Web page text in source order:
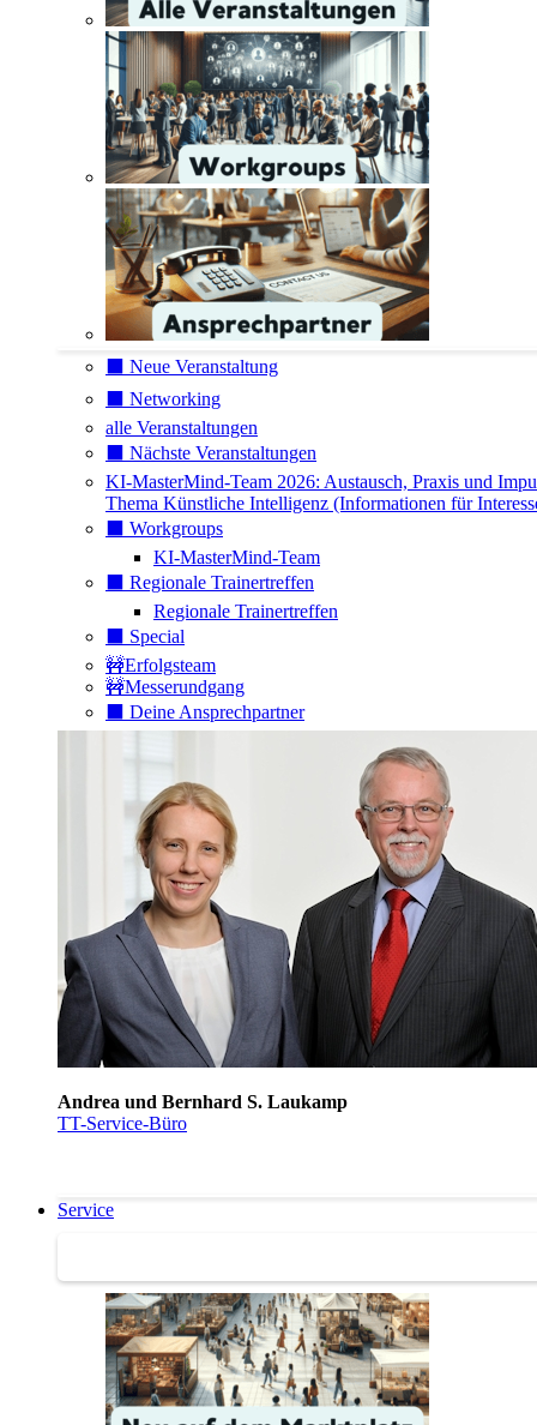
⬛️ Neue Veranstaltung
⬛️ Networking
alle Veranstaltungen
⬛️ Nächste Veranstaltungen
KI-MasterMind-Team 2026: Austausch, Praxis und
Thema Künstliche Intelligenz (Informationen für
⬛️ Workgroups
KI-MasterMind-Team
⬛️ Regionale Trainertreffen
Regionale Trainertreffen
⬛️ Special
🚧Erfolgsteam
🚧Messerundgang
⬛️ Deine Ansprechpartner
Andrea und Bernhard S. Laukamp
TT-Service-Büro
Service